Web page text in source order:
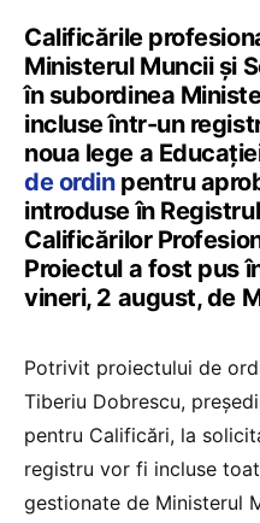
Calificările
Ministerul Muncii și
în subordinea
incluse într-un
noua lege a
de ordinpentru
introduse în
Calificărilor
Proiectul a fost pus
vineri, 2 august, de
Potrivit proiectului de
Tiberiu Dobrescu,
pentru Calificări, la
registru vor fi incluse
gestionate de Ministerul